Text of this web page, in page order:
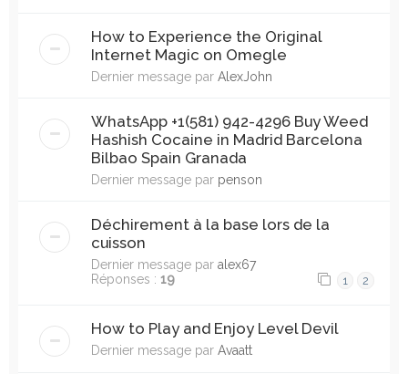
How to Experience the Original
Internet Magic on Omegle
Dernier message par AlexJohn
WhatsApp +1(581) 942-4296 Buy Weed
Hashish Cocaine in Madrid Barcelona
Bilbao Spain Granada
Dernier message par penson
Déchirement à la base lors de la
cuisson
Dernier message par alex67
Réponses : 19 1 2
How to Play and Enjoy Level Devil
Dernier message par Avaatt